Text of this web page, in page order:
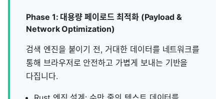
Phase 1: 대용량 페이로드 최적화 (Payload &
Network Optimization)
검색 엔진을 붙이기 전, 거대한 데이터를 네트워크를
통해 브라우저로 안전하고 가볍게 보내는 기반을
다집니다.